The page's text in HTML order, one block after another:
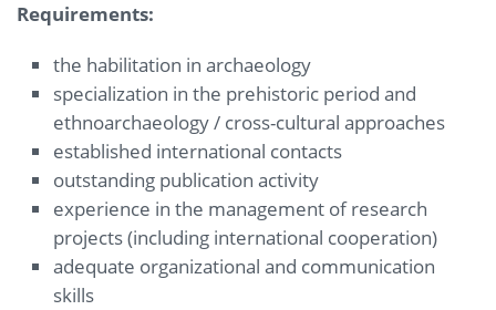
Requirements:
the habilitation in archaeology
specialization in the prehistoric period and
ethnoarchaeology / cross-cultural approaches
established international contacts
outstanding publication activity
experience in the management of research
projects (including international cooperation)
adequate organizational and communication
skills